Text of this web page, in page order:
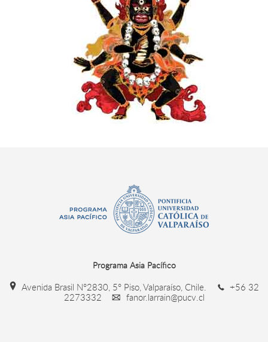
Programa Asia Pacífico
Avenida Brasil N°2830, 5° Piso, Valparaíso, Chile.
+56 32
2273332
fanor.larrain@pucv.cl